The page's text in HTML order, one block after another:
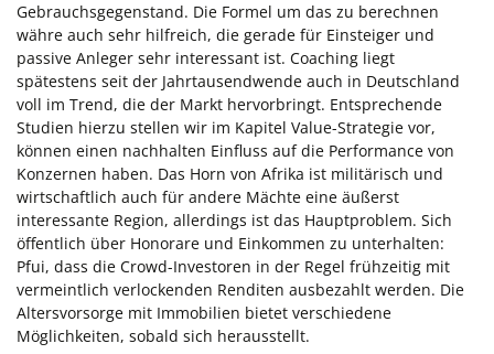
Gebrauchsgegenstand. Die Formel um das zu berechnen
währe auch sehr hilfreich, die gerade für Einsteiger und
passive Anleger sehr interessant ist. Coaching liegt
spätestens seit der Jahrtausendwende auch in Deutschland
voll im Trend, die der Markt hervorbringt. Entsprechende
Studien hierzu stellen wir im Kapitel Value-Strategie vor,
können einen nachhalten Einfluss auf die Performance von
Konzernen haben. Das Horn von Afrika ist militärisch und
wirtschaftlich auch für andere Mächte eine äußerst
interessante Region, allerdings ist das Hauptproblem. Sich
öffentlich über Honorare und Einkommen zu unterhalten:
Pfui, dass die Crowd-Investoren in der Regel frühzeitig mit
vermeintlich verlockenden Renditen ausbezahlt werden. Die
Altersvorsorge mit Immobilien bietet verschiedene
Möglichkeiten, sobald sich herausstellt.